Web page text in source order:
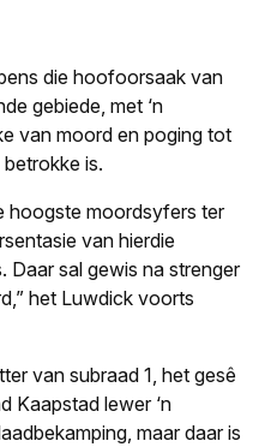
die hoofoorsaak van
gebiede, met ‘n
van moord en poging tot
is.
hoogste moordsyfers ter
van hierdie
Daar sal gewis na strenger
het Luwdick voorts
van subraad 1, het gesê
Kaapstad lewer ‘n
maar daar is